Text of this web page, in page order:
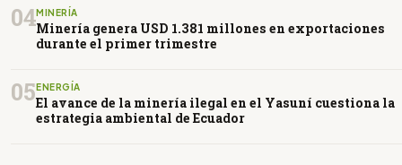
04MINERÍA
Minería genera USD 1.381 millones en exportaciones
durante el primer trimestre
05ENERGÍA
El avance de la minería ilegal en el Yasuní cuestiona la
estrategia ambiental de Ecuador